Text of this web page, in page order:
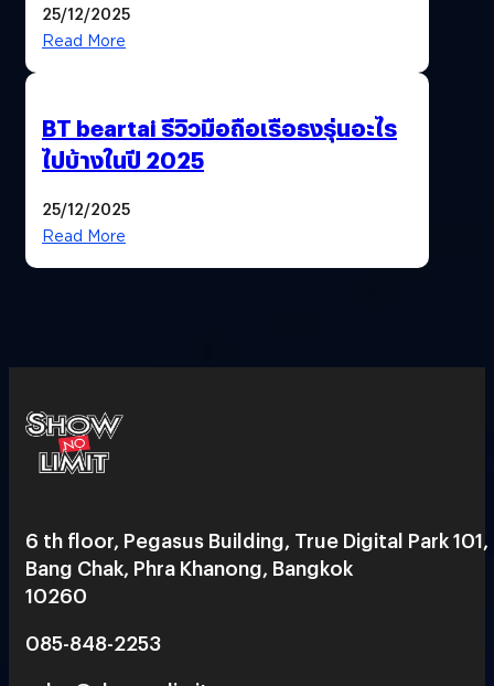
25/12/2025
Read More
BT beartai รีวิวมือถือเรือธงรุ่นอะไร
ไปบ้างในปี 2025
25/12/2025
Read More
6 th floor, Pegasus Building, True Digital Park 101,
Bang Chak, Phra Khanong, Bangkok
10260
085-848-2253